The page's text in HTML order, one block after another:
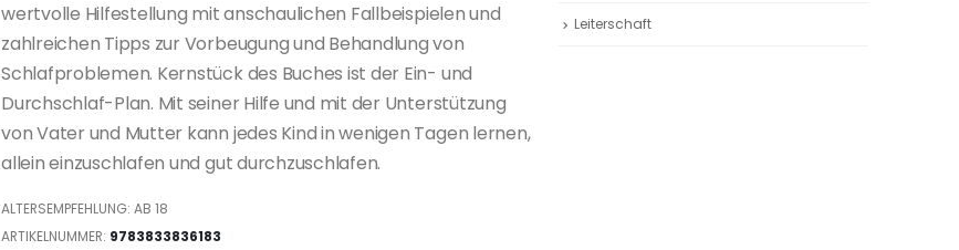
wertvolle Hilfestellung mit anschaulichen Fallbeispielen und
zahlreichen Tipps zur Vorbeugung und Behandlung von
Schlafproblemen. Kernstück des Buches ist der Ein- und
Durchschlaf-Plan. Mit seiner Hilfe und mit der Unterstützung
von Vater und Mutter kann jedes Kind in wenigen Tagen lernen,
allein einzuschlafen und gut durchzuschlafen.
ALTERSEMPFEHLUNG: AB 18
ARTIKELNUMMER: 9783833836183
Leiterschaft